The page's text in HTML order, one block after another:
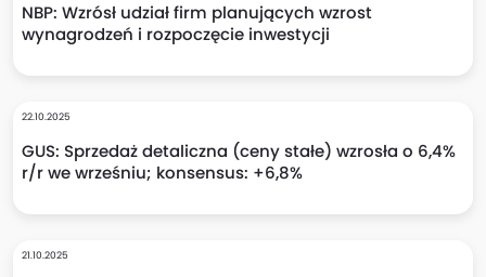
NBP: Wzrósł udział firm planujących wzrost
wynagrodzeń i rozpoczęcie inwestycji
22.10.2025
GUS: Sprzedaż detaliczna (ceny stałe) wzrosła o 6,4%
r/r we wrześniu; konsensus: +6,8%
21.10.2025